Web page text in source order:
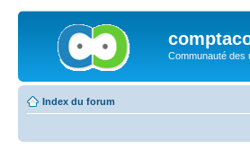
Communauté des
Index du forum